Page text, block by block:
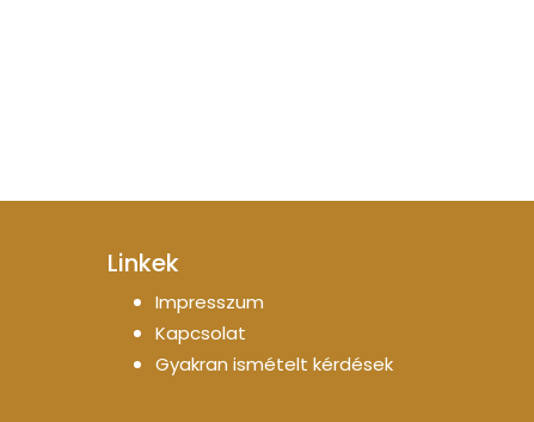
Linkek
Impresszum
Kapcsolat
Gyakran ismételt kérdések